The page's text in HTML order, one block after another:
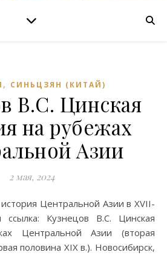
, СИНЬЦЗЯН (КИТАЙ)
В.С. Цинская
на рубежах
Азии
2 мая, 2024
ссылка: Кузнецов В.С. Цинская
Центральной Азии (вторая
половина XIX в.). Новосибирск,